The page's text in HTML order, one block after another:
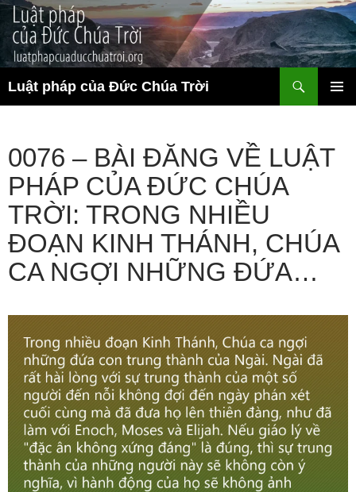
Chuyển
đến
nội
dung
Luật pháp của Đức Chúa Trời
kiếm
0076 – BÀI ĐĂNG VỀ LUẬT
PHÁP CỦA ĐỨC CHÚA
TRỜI: TRONG NHIỀU
ĐOẠN KINH THÁNH, CHÚA
CA NGỢI NHỮNG ĐỨA…